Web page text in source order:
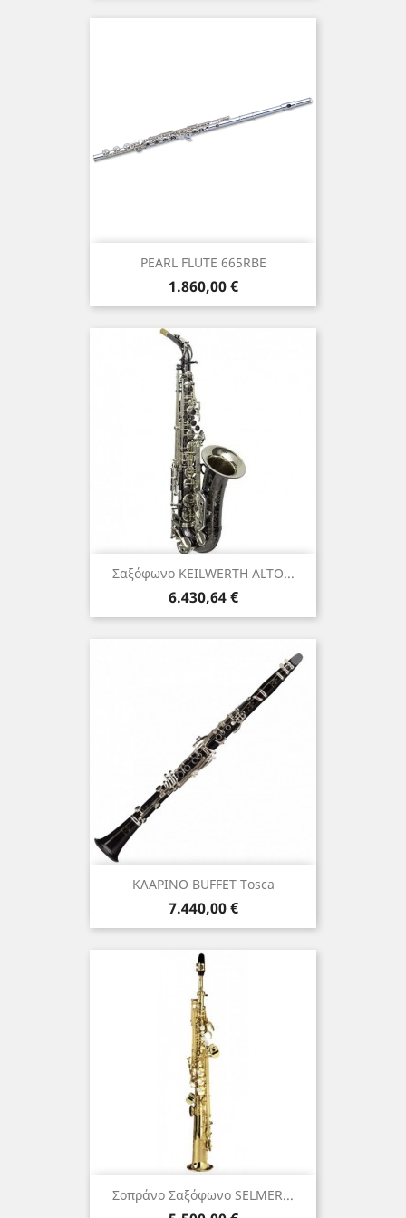
PEARL FLUTE 665RBE
Τιμή
1.860,00 €
Σαξόφωνο KEILWERTH ALTO...
Τιμή
6.430,64 €
ΚΛΑΡΙΝΟ BUFFET Tosca
Τιμή
7.440,00 €
Σοπράνο Σαξόφωνο SELMER...